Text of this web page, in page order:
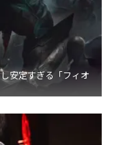
安定すぎる「フィオ